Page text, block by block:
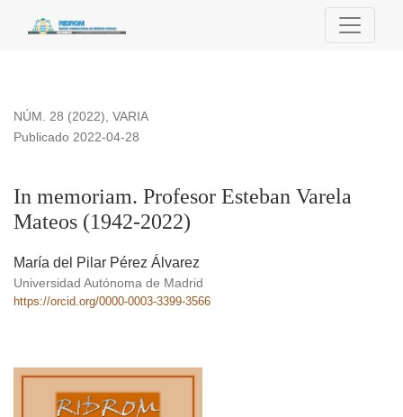
In memoriam. Profesor Esteban Varela Mateos (1942-2022)
NÚM. 28 (2022), VARIA
In memoriam. Profesor Esteban Varela
Mateos (1942-2022)
Publicado 2022-04-28
María del Pilar Pérez Álvarez
Universidad Autónoma de Madrid
https://orcid.org/0000-0003-3399-3566